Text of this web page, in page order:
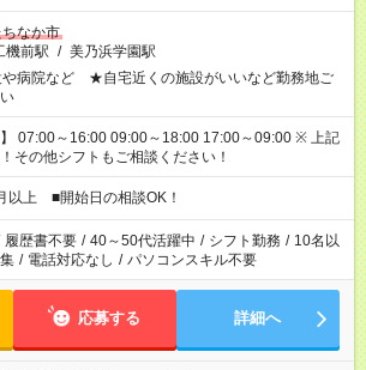
なか市
機前駅 / 美乃浜学園駅
や病院など ★自宅近くの施設がいいなど勤務地ご
07:00～16:00 09:00～18:00 17:00～09:00 ※ 上記
その他シフトもご相談ください！
以上 ■開始日の相談OK！
履歴書不要 / 40～50代活躍中 / シフト勤務 / 10名以
/ 電話対応なし / パソコンスキル不要
応募する 詳細へ